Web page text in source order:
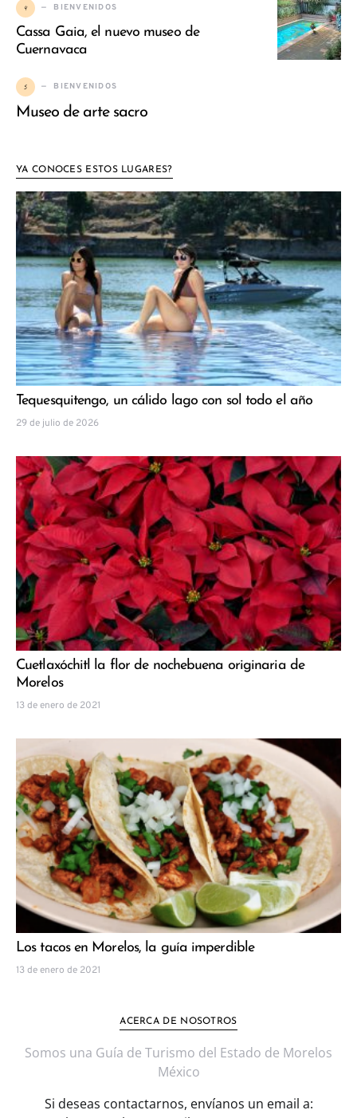
4 BIENVENIDOS
Cassa Gaia, el nuevo museo de
Cuernavaca
5 BIENVENIDOS
Museo de arte sacro
YA CONOCES ESTOS LUGARES?
Tequesquitengo, un cálido lago con sol todo el año
29 de julio de 2026
Cuetlaxóchitl la flor de nochebuena originaria de
Morelos
13 de enero de 2021
Los tacos en Morelos, la guía imperdible
13 de enero de 2021
ACERCA DE NOSOTROS
Somos una Guía de Turismo del Estado de Morelos
México
Si deseas contactarnos, envíanos un email a: